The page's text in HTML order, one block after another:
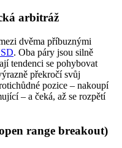
arbitráž
dvěma příbuznými
. Oba páry jsou silně
tendenci se pohybovat
překročí svůj
pozice – nakoupí
– a čeká, až se rozpětí
range breakout)